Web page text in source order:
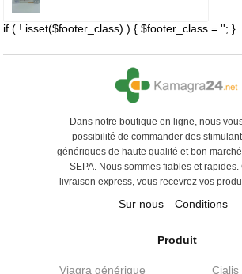
if ( ! isset($footer_class) ) { $footer_class = ''; }
Dans notre boutique en ligne, nous
possibilité de commander des
génériques de haute qualité et bon
SEPA. Nous sommes fiables et rapides.
livraison express, vous recevrez vos
Sur nous Conditions
Produit
Viagra générique Cialis